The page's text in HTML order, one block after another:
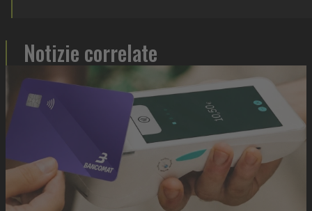
Notizie correlate